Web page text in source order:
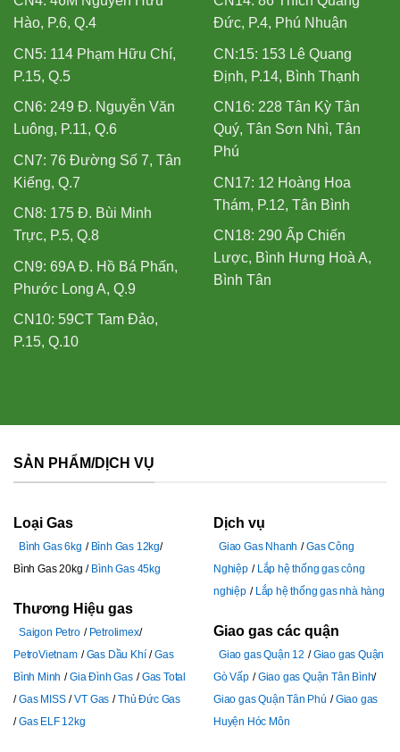
Hào, P.6, Q.4
CN5: 114 Phạm Hữu Chí,
P.15, Q.5
CN6: 249 Đ. Nguyễn Văn
Luông, P.11, Q.6
CN7: 76 Đường Số 7, Tân
Kiểng, Q.7
CN8: 175 Đ. Bùi Minh
Trực, P.5, Q.8
CN9: 69A Đ. Hồ Bá Phấn,
Phước Long A, Q.9
CN10: 59CT Tam Đảo,
P.15, Q.10
Đức, P.4, Phú Nhuận
CN:15: 153 Lê Quang
Định, P.14, Bình Thạnh
CN16: 228 Tân Kỳ Tân
Quý, Tân Sơn Nhì, Tân
Phú
CN17: 12 Hoàng Hoa
Thám, P.12, Tân Bình
CN18: 290 Ấp Chiến
Lược, Bình Hưng Hoà A,
Bình Tân
SẢN PHẨM/DỊCH VỤ
Loại Gas
Bình Gas 6kg
Bình Gas 12kg
Bình Gas 20kg
Bình Gas 45kg
Thương Hiệu gas
Saigon Petro
Petrolimex
PetroVietnam
Gas Dầu Khí
Gas
Bình Minh
Gia Đình Gas
Gas Total
Gas MISS
VT Gas
Thủ Đức Gas
Gas ELF 12kg
Dịch vụ
Giao Gas Nhanh
Gas Công
Nghiệp
Lắp hệ thống gas công
nghiệp
Lắp hệ thống gas nhà hàng
Giao gas các quận
Giao gas Quận 12
Giao gas Quận
Gò Vấp
Giao gas Quận Tân Bình
Giao gas Quận Tân Phú
Giao gas
Huyện Hóc Môn